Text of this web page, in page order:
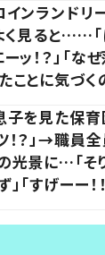
インランド
く見ると……
ーッ！？」「な
ことに気づく
子を見た保育
！？」→職員
光景に…「そ
「すげーー！！